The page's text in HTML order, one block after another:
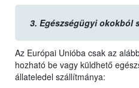
3. Egészségügyi okokból
Az Európai Unióba csak az
hozható be vagy küldhető
állateledel szállítmánya: